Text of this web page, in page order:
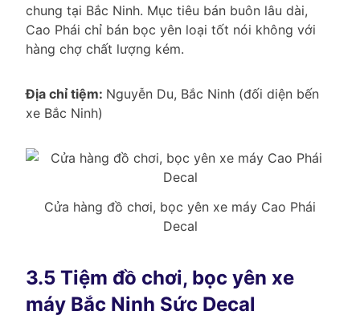
chung tại Bắc Ninh. Mục tiêu bán buôn lâu dài,
Cao Phái chỉ bán bọc yên loại tốt nói không với
hàng chợ chất lượng kém.
Địa chỉ tiệm: Nguyễn Du, Bắc Ninh (đối diện bến
xe Bắc Ninh)
Cửa hàng đồ chơi, bọc yên xe máy Cao Phái
Decal
3.5 Tiệm đồ chơi, bọc yên xe
máy Bắc Ninh Sức Decal